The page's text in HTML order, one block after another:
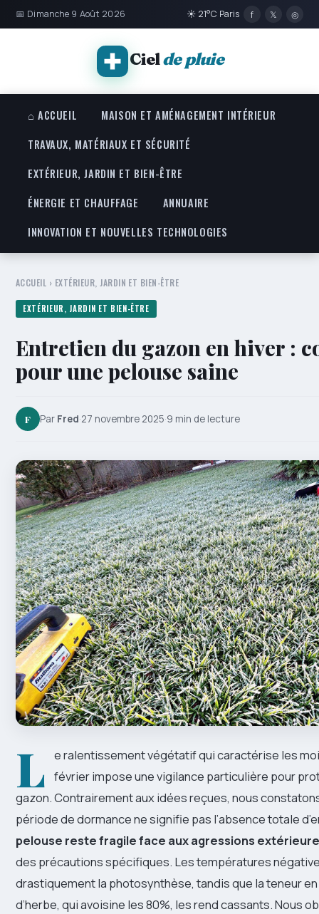
📅 Dimanche 9 Août 2026 ☀ 21°C Paris f 𝕏 ◎
Cielde pluie
⌂ ACCUEIL
MAISON ET AMÉNAGEMENT INTÉRIEUR
TRAVAUX, MATÉRIAUX ET SÉCURITÉ
EXTÉRIEUR, JARDIN ET BIEN-ÊTRE
ÉNERGIE ET CHAUFFAGE
ANNUAIRE
INNOVATION ET NOUVELLES TECHNOLOGIES
ACCUEIL › EXTÉRIEUR, JARDIN ET BIEN-ÊTRE
EXTÉRIEUR, JARDIN ET BIEN-ÊTRE
Entretien du gazon en hiver :
pour une pelouse saine
F Par Fred·27 novembre 2025·9 min de lecture
L e ralentissement végétatif qui caractérise les
février impose une vigilance particulière pour
gazon. Contrairement aux idées reçues, nous
période de dormance ne signifie pas l’absence totale
pelouse reste fragile face aux agressions
des précautions spécifiques. Les températures
drastiquement la photosynthèse, tandis que la teneur
d’herbe, qui avoisine les 80%, les rend cassants. Nous